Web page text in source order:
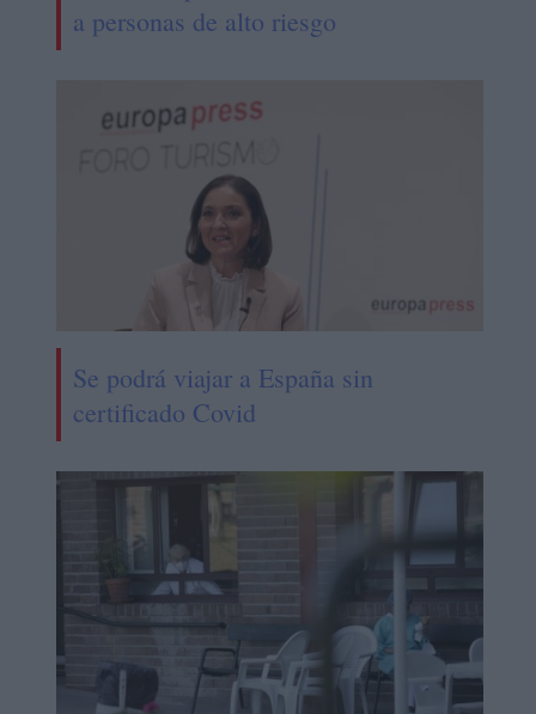
a personas de alto riesgo
Se podrá viajar a España sin
certificado Covid